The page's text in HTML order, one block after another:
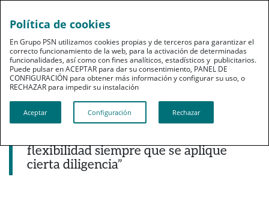
Noticias destacadas
Jesús Rubí (AEPD): “Con el delegado de
flexibilidad siempre que se aplique
cierta diligencia”
Política de cookies
En Grupo PSN utilizamos cookies propias y de terceros para garantizar el
correcto funcionamiento de la web, para la activación de determinadas
funcionalidades, así como con fines analíticos, estadísticos y publicitarios.
Puede pulsar en ACEPTAR para dar su consentimiento, PANEL DE
CONFIGURACIÓN para obtener más información y configurar su uso, o
RECHAZAR para impedir su instalación​​​​​​​
Aceptar Configuración Rechazar